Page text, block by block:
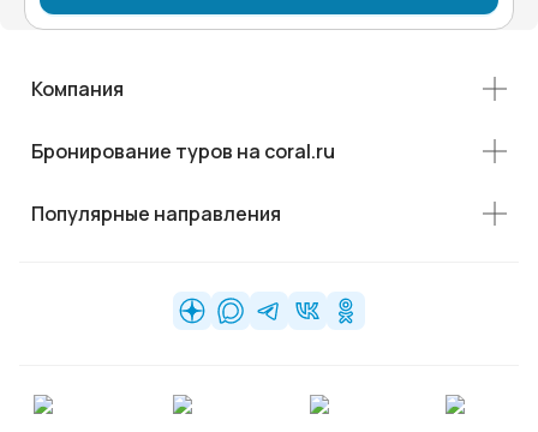
Компания
Бронирование туров на coral.ru
Популярные направления